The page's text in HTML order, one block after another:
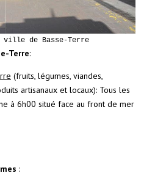
ville de Basse-Terre
Terre:
(fruits, légumes, viandes,
artisanaux et locaux): Tous les
à 6h00 situé face au front de mer
: